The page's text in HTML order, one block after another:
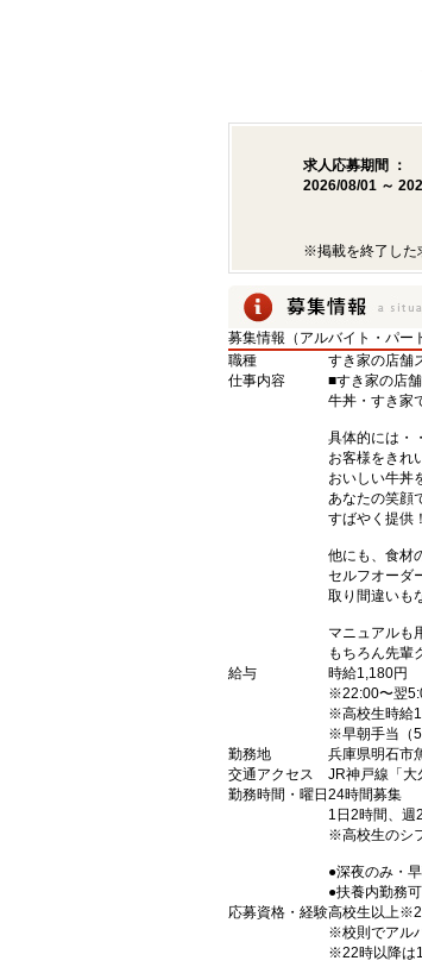
求人応募期間 ：
2026/08/01 ～
※掲載を終了した
募集情報（アルバイト・パー
職種
すき家の店舗
仕事内容
■すき家の店
牛丼・すき家
具体的には・
お客様をきれ
おいしい牛丼
あなたの笑顔
すばやく提供！
他にも、食材
セルフオーダ
取り間違いも
マニュアルも
もちろん先輩
給与
時給1,180円
※22:00〜翌
※高校生時給
※早朝手当（
勤務地
兵庫県明石市
交通アクセス
JR神戸線「大
勤務時間・曜日 24時間募集
1日2時間、週
※高校生のシ
●深夜のみ・
●扶養内勤務可
応募資格・経験高校生以上
※校則でアル
※22時以降は